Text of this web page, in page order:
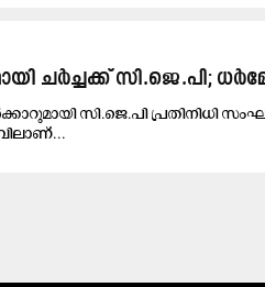
ചർച്ചക്ക് സി.ജെ.പി;
സി.ജെ.പി പ്രതിനിധി